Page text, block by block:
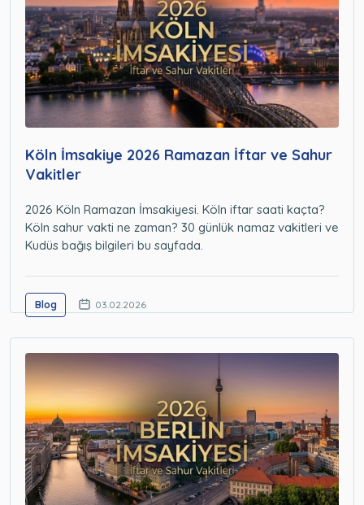
Köln İmsakiye 2026 Ramazan İftar ve Sahur
Vakitler
2026 Köln Ramazan İmsakiyesi. Köln iftar saati kaçta?
Köln sahur vakti ne zaman? 30 günlük namaz vakitleri ve
Kudüs bağış bilgileri bu sayfada.
Blog 03.02.2026